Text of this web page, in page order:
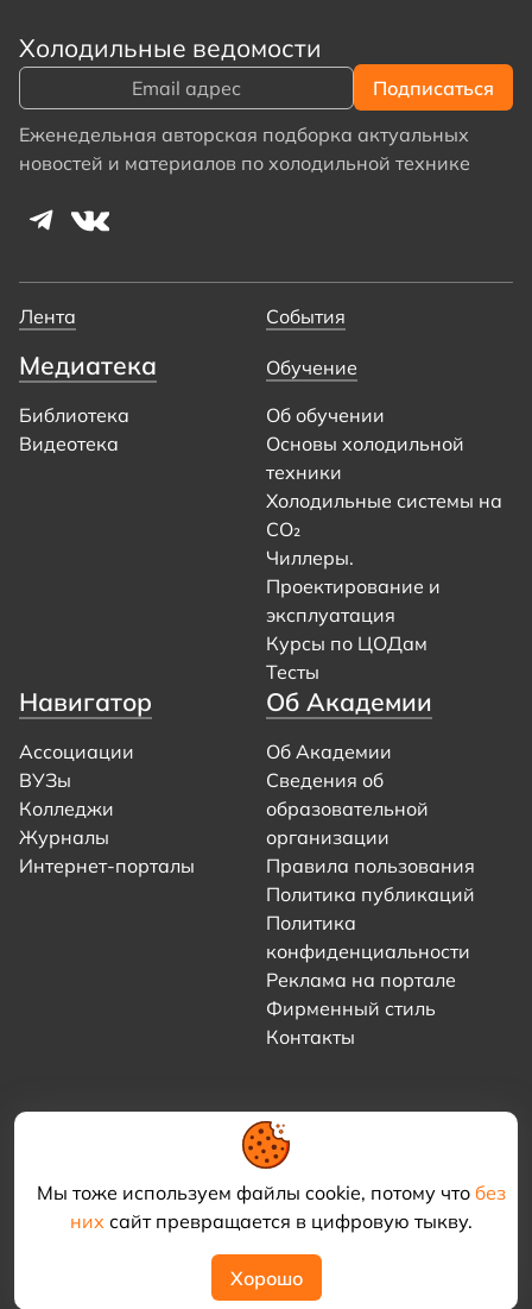
Мы тоже используем файлы cookie, потому что без
нихсайт превращается в цифровую тыкву.
Хорошо
Холодильные ведомости
Еженедельная авторская подборка актуальных
новостей и материалов по холодильной технике
Лента События
Медиатека
Библиотека
Видеотека
Обучение
Об обучении
Основы холодильной
техники
Холодильные системы на
CO₂
Чиллеры.
Проектирование и
эксплуатация
Курсы по ЦОДам
Тесты
Навигатор
Ассоциации
ВУЗы
Колледжи
Журналы
Интернет-порталы
Об Академии
Об Академии
Сведения об
образовательной
организации
Правила пользования
Политика публикаций
Политика
конфиденциальности
Реклама на портале
Фирменный стиль
Контакты
© 2021–2026 «Академия КриоФрост»